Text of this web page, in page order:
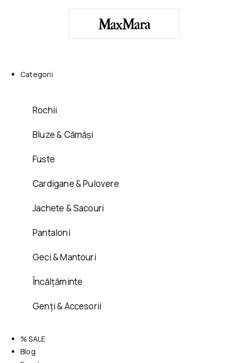
Categorii
Rochii
Bluze & Cămăși
Fuste
Cardigane & Pulovere
Jachete & Sacouri
Pantaloni
Geci & Mantouri
Încălțăminte
Genți & Accesorii
% SALE
Blog